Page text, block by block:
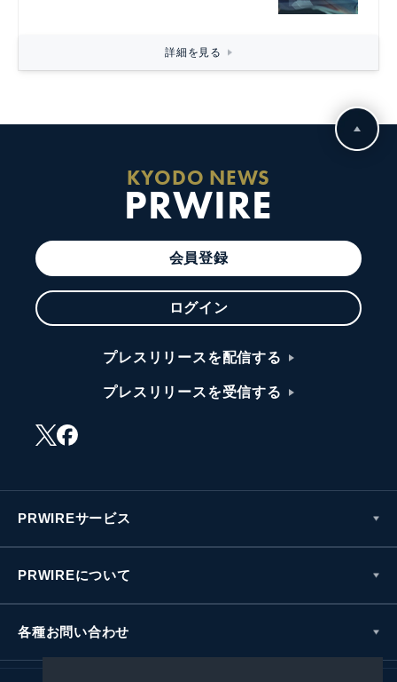
詳細を見る
KYODO NEWS
PRWIRE
会員登録
ログイン
プレスリリースを配信する
プレスリリースを受信する
PRWIREサービス
PRWIREについて
各種お問い合わせ